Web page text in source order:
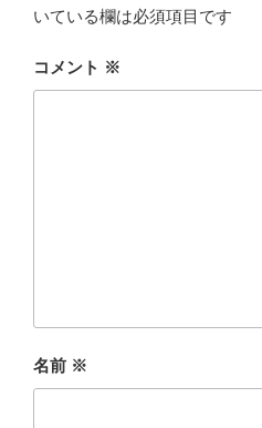
いている欄は必須項目です
コメント ※
名前 ※